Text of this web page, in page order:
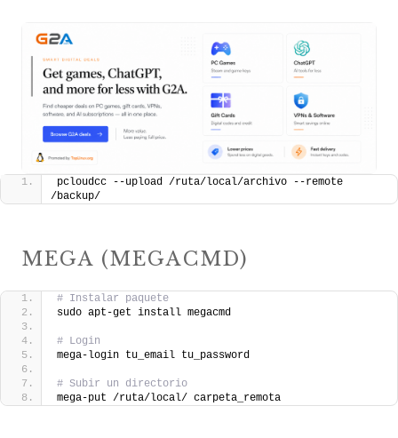
pcloudcc --upload /ruta/local/archivo --remote
/backup/
MEGA (MEGACMD)
# Instalar paquete
sudo apt-get install megacmd
# Login
mega-login tu_email tu_password
# Subir un directorio
mega-put /ruta/local/ carpeta_remota